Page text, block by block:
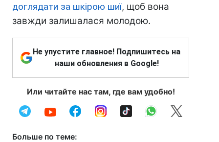
доглядати за шкірою шиї, щоб вона
завжди залишалася молодою.
Не упустите главное! Подпишитесь на
наши обновления в Google!
Или читайте нас там, где вам удобно!
Больше по теме: